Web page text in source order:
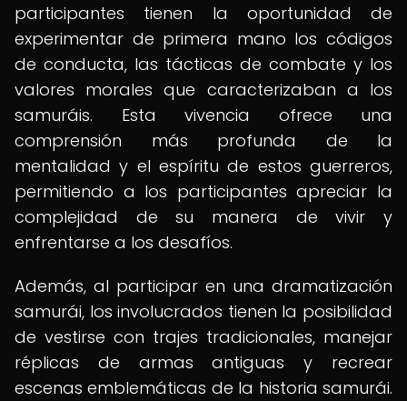
participantes tienen la oportunidad de
experimentar de primera mano los códigos
de conducta, las tácticas de combate y los
valores morales que caracterizaban a los
samuráis. Esta vivencia ofrece una
comprensión más profunda de la
mentalidad y el espíritu de estos guerreros,
permitiendo a los participantes apreciar la
complejidad de su manera de vivir y
enfrentarse a los desafíos.
Además, al participar en una dramatización
samurái, los involucrados tienen la posibilidad
de vestirse con trajes tradicionales, manejar
réplicas de armas antiguas y recrear
escenas emblemáticas de la historia samurái.